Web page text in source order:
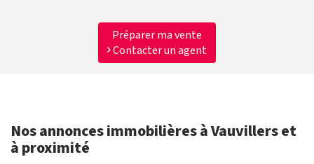
Préparer ma vente
Contacter un agent
Nos annonces immobilières à Vauvillers et
à proximité